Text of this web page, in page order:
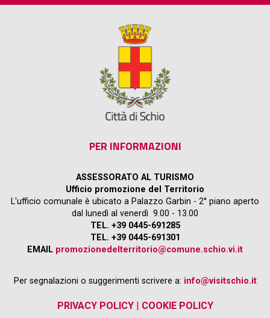
PER INFORMAZIONI
ASSESSORATO AL TURISMO
Ufficio promozione del Territorio
L'ufficio comunale è ubicato a Palazzo Garbin - 2° piano aperto
dal lunedì al venerdì 9.00 - 13.00
TEL. +39 0445-691285
TEL. +39 0445-691301
EMAIL promozionedelterritorio@comune.schio.vi.it
Per segnalazioni o suggerimenti scrivere a: info@visitschio.it
PRIVACY POLICY| COOKIE POLICY